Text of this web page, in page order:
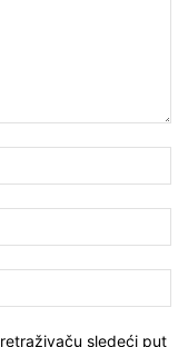
sledeći put